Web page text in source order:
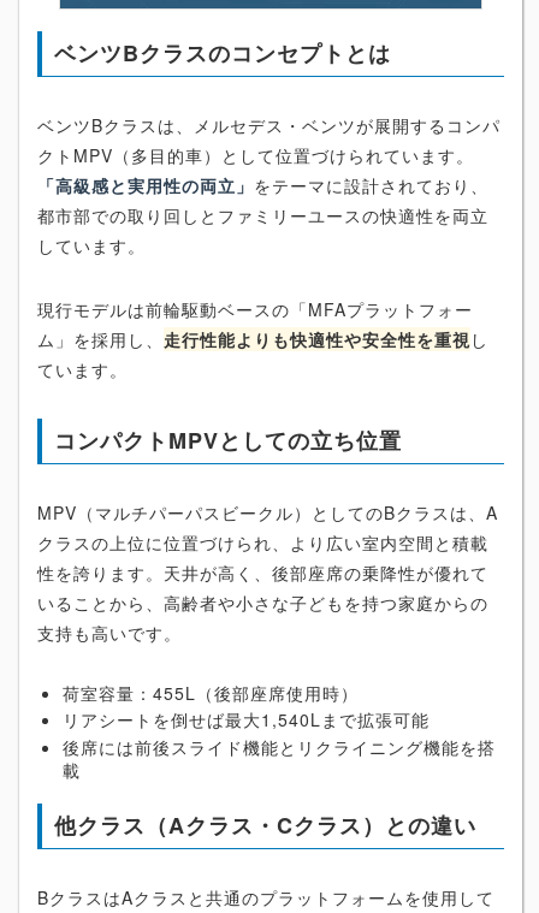
ベンツBクラスのコンセプトとは
ベンツBクラスは、メルセデス・ベンツが展開するコンパ
クトMPV（多目的車）として位置づけられています。
「高級感と実用性の両立」 をテーマに設計されており、
都市部での取り回しとファミリーユースの快適性を両立
しています。
現行モデルは前輪駆動ベースの「MFAプラットフォー
ム」を採用し、 走行性能よりも快適性や安全性を重視 し
ています。
コンパクトMPVとしての立ち位置
MPV（マルチパーパスビークル）としてのBクラスは、A
クラスの上位に位置づけられ、より広い室内空間と積載
性を誇ります。天井が高く、後部座席の乗降性が優れて
いることから、高齢者や小さな子どもを持つ家庭からの
支持も高いです。
荷室容量：455L（後部座席使用時）
リアシートを倒せば最大1,540Lまで拡張可能
後席には前後スライド機能とリクライニング機能を搭
載
他クラス（Aクラス・Cクラス）との違い
BクラスはAクラスと共通のプラットフォームを使用して